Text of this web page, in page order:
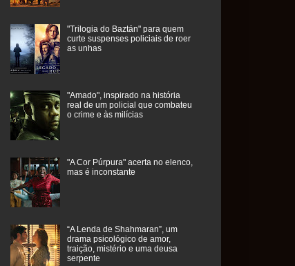
"Trilogia do Baztán" para quem
curte suspenses policiais de roer
as unhas
"Amado", inspirado na história
real de um policial que combateu
o crime e às milícias
"A Cor Púrpura" acerta no elenco,
mas é inconstante
“A Lenda de Shahmaran”, um
drama psicológico de amor,
traição, mistério e uma deusa
serpente